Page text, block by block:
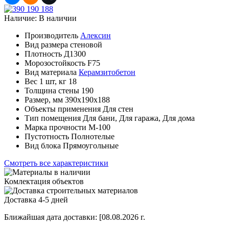
Наличие: В наличии
Производитель Алексин
Вид размера стеновой
Плотность Д1300
Морозостойкость F75
Вид материала Керамзитобетон
Вес 1 шт, кг 18
Толщина стены 190
Размер, мм 390х190х188
Объекты применения Для стен
Тип помещения Для бани, Для гаража, Для дома
Марка прочности М-100
Пустотность Полнотелые
Вид блока Прямоугольные
Смотреть все характеристики
Комлектация объектов
Доставка 4-5 дней
Ближайшая дата доставки: [08.08.2026 г.